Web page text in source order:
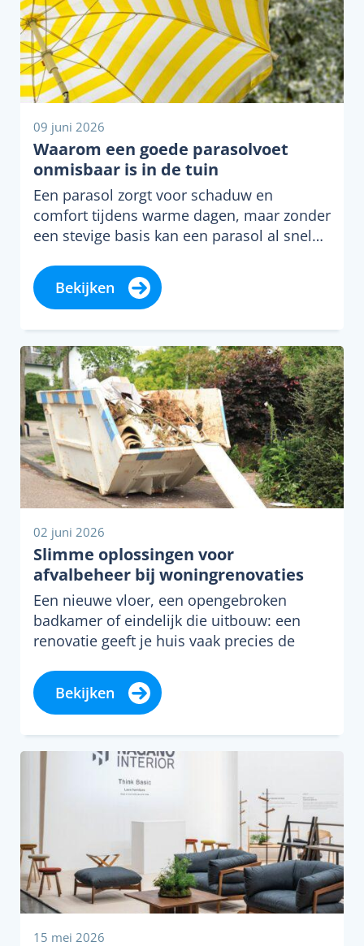
09 juni 2026
Waarom een goede parasolvoet
onmisbaar is in de tuin
Een parasol zorgt voor schaduw en
comfort tijdens warme dagen, maar zonder
een stevige basis kan een parasol al snel…
Bekijken
02 juni 2026
Slimme oplossingen voor
afvalbeheer bij woningrenovaties
Een nieuwe vloer, een opengebroken
badkamer of eindelijk die uitbouw: een
renovatie geeft je huis vaak precies de
Bekijken
15 mei 2026